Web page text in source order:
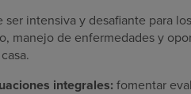
intensiva y desafiante para
manejo de enfermedades y
integrales: fomentar